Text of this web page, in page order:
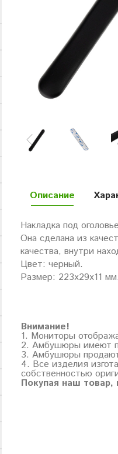
Описание
Накладка под
Она сделана из
качества, внутри
Цвет: черный.
Размер: 223х29х11 мм.
Внимание!
1. Мониторы
2. Амбушюры имеют
3. Амбушюры
4. Все изделия
собственностью
Покупая наш